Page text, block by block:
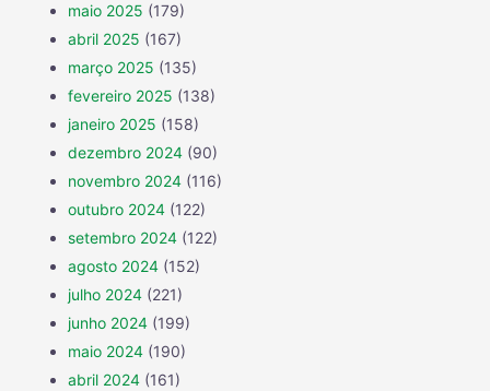
maio 2025 (179)
abril 2025 (167)
março 2025 (135)
fevereiro 2025 (138)
janeiro 2025 (158)
dezembro 2024 (90)
novembro 2024 (116)
outubro 2024 (122)
setembro 2024 (122)
agosto 2024 (152)
julho 2024 (221)
junho 2024 (199)
maio 2024 (190)
abril 2024 (161)